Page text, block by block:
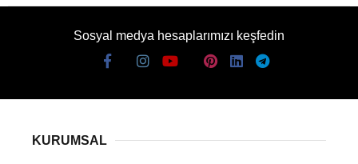
Sosyal medya hesaplarımızı keşfedin
KURUMSAL